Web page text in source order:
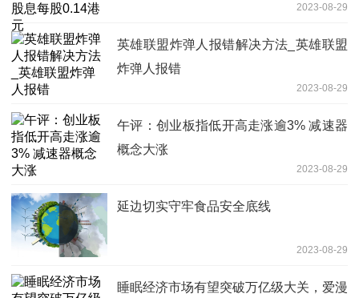
2023-08-29
英雄联盟炸弹人报错解决方法_英雄联盟
炸弹人报错
2023-08-29
午评：创业板指低开高走涨逾3% 减速器
概念大涨
2023-08-29
延边切实守牢食品安全底线
2023-08-29
睡眠经济市场有望突破万亿级大关，爱漫